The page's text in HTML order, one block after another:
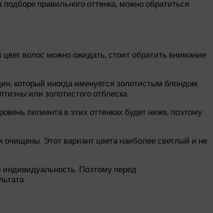
правильного оттенка, можно обратиться
цвет волос можно ожидать, стоит обратить внимание
который иногда именуется золотистым блондом.
или золотистого отблеска.
пигмента в этих оттенках будет ниже, поэтому
Этот вариант цвета наиболее светлый и не
Поэтому перед